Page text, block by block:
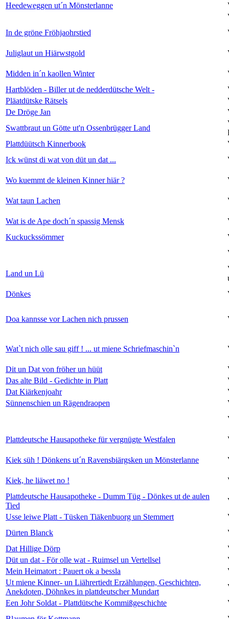
Heedeweggen ut´n Mönsterlanne
In de gröne Fröhjaohrstied
Juliglaut un Hiärwstgold
Midden in´n kaollen Winter
Hartblöden - Biller ut de nedderdütsche Welt -
Pläatdütske Rätsels
De Dröge Jan
Swattbraut un Götte ut'n Ossenbrügger Land
Plattdüütsch Kinnerbook
Ick wünst di wat von düt un dat ...
Wo kuemmt de kleinen Kinner hiär ?
Wat taun Lachen
Wat is de Ape doch´n spassig Mensk
Kuckuckssömmer
Land un Lü
Dönkes
Doa kannsse vor Lachen nich prussen
Wat`t nich olle sau giff ! ... ut miene Schriefmaschin`n
Dit un Dat von fröher un hüüt
Das alte Bild - Gedichte in Platt
Dat Kiärkenjoahr
Sünnenschien un Rägendraopen
Plattdeutsche Hausapotheke für vergnügte Westfalen
Kiek süh ! Dönkens ut´n Ravensbiärgsken un Mönsterlanne
Kiek, he liäwet no !
Plattdeutsche Hausapotheke - Dumm Tüg - Dönkes ut de aulen
Tied
Usse leiwe Platt - Tüsken Tiäkenbuorg un Stemmert
Dürten Blanck
Dat Hillige Dörp
Düt un dat - För olle wat - Ruimsel un Vertellsel
Mein Heimatort : Pauert ok a bessla
Ut miene Kinner- un Liährertiedt Erzählungen, Geschichten,
Anekdoten, Döhnkes in plattdeutscher Mundart
Een Johr Soldat - Plattdütsche Kommißgeschichte